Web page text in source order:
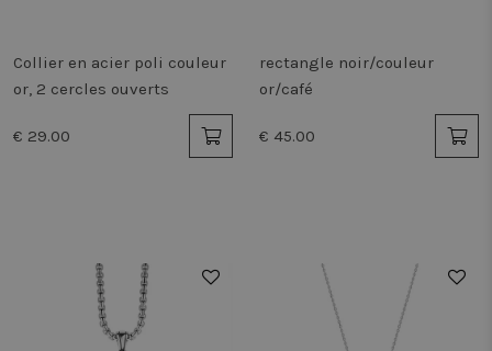
Collier en acier poli couleur
or, 2 cercles ouverts
€ 29.00
rectangle noir/couleur
or/café
€ 45.00